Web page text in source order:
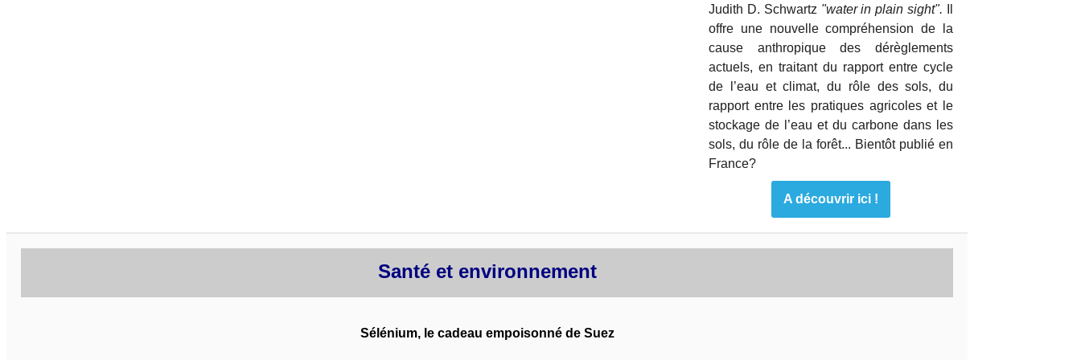
Judith D. Schwartz "water in plain sight".
offre une nouvelle compréhension de la
cause anthropique des dérèglements
actuels, en traitant du rapport entre cycle
de l’eau et climat, du rôle des sols, du
rapport entre les pratiques agricoles et le
stockage de l’eau et du carbone dans les
sols, du rôle de la forêt... Bientôt publié en
France?
A découvrir ici !
Santé et environnement
Sélénium, le cadeau empoisonné de Suez